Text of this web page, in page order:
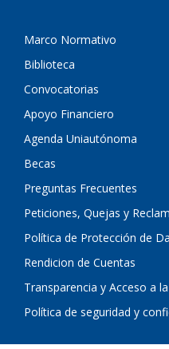
Marco Normativo
Biblioteca
Convocatorias
Apoyo Financiero
Agenda Uniautónoma
Becas
Preguntas Frecuentes
Peticiones, Quejas y
Política de Protección de
Rendicion de Cuentas
Transparencia y Acceso a
Política de seguridad y